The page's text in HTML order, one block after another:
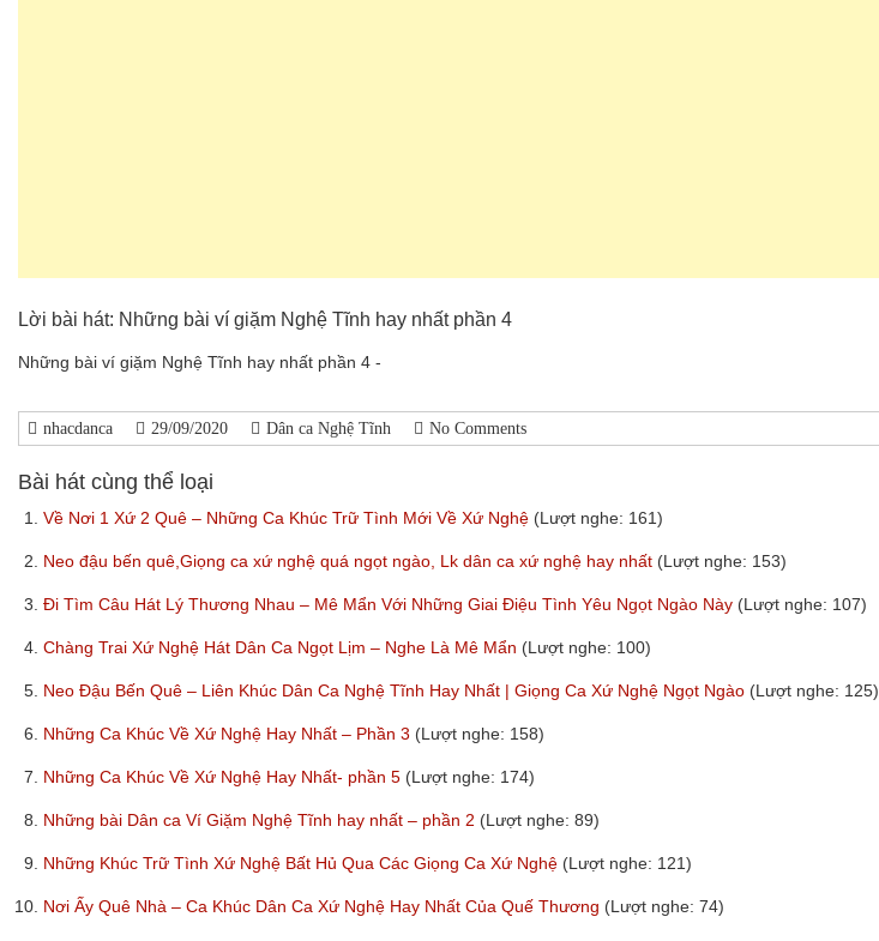
Lời bài hát: Những bài ví giặm Nghệ Tĩnh hay nhất phần 4
Những bài ví giặm Nghệ Tĩnh hay nhất phần 4 -
nhacdanca 29/09/2020 Dân ca Nghệ Tĩnh No Comments
Bài hát cùng thể loại
1. Về Nơi 1 Xứ 2 Quê – Những Ca Khúc Trữ Tình Mới Về Xứ Nghệ (Lượt nghe: 161)
2. Neo đậu bến quê,Giọng ca xứ nghệ quá ngọt ngào, Lk dân ca xứ nghệ hay nhất (Lượt nghe: 153)
3. Đi Tìm Câu Hát Lý Thương Nhau – Mê Mẩn Với Những Giai Điệu Tình Yêu Ngọt Ngào Này (Lượt nghe: 107)
4. Chàng Trai Xứ Nghệ Hát Dân Ca Ngọt Lịm – Nghe Là Mê Mẩn (Lượt nghe: 100)
5. Neo Đậu Bến Quê – Liên Khúc Dân Ca Nghệ Tĩnh Hay Nhất | Giọng Ca Xứ Nghệ Ngọt Ngào (Lượt nghe: 125)
6. Những Ca Khúc Về Xứ Nghệ Hay Nhất – Phần 3 (Lượt nghe: 158)
7. Những Ca Khúc Về Xứ Nghệ Hay Nhất- phần 5 (Lượt nghe: 174)
8. Những bài Dân ca Ví Giặm Nghệ Tĩnh hay nhất – phần 2 (Lượt nghe: 89)
9. Những Khúc Trữ Tình Xứ Nghệ Bất Hủ Qua Các Giọng Ca Xứ Nghệ (Lượt nghe: 121)
10. Nơi Ấy Quê Nhà – Ca Khúc Dân Ca Xứ Nghệ Hay Nhất Của Quế Thương (Lượt nghe: 74)